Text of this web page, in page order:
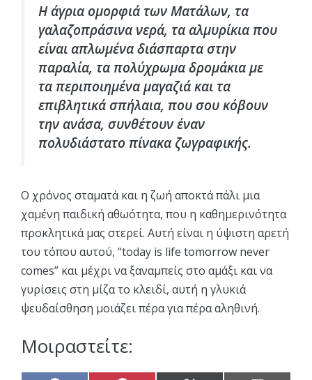
Η άγρια ομορφιά των Ματάλων, τα
γαλαζοπράσινα νερά, τα αλμυρίκια που
είναι απλωμένα διάσπαρτα στην
παραλία, τα πολύχρωμα δρομάκια με
τα περιποιημένα μαγαζιά και τα
επιβλητικά σπήλαια, που σου κόβουν
την ανάσα, συνθέτουν έναν
πολυδιάστατο πίνακα ζωγραφικής.
Ο χρόνος σταματά και η ζωή αποκτά πάλι μια
χαμένη παιδική αθωότητα, που η καθημερινότητα
προκλητικά μας στερεί. Αυτή είναι η ύψιστη αρετή
του τόπου αυτού, “today is life tomorrow never
comes” και μέχρι να ξαναμπείς στο αμάξι και να
γυρίσεις στη μίζα το κλειδί, αυτή η γλυκιά
ψευδαίσθηση μοιάζει πέρα για πέρα αληθινή.
Μοιραστείτε: